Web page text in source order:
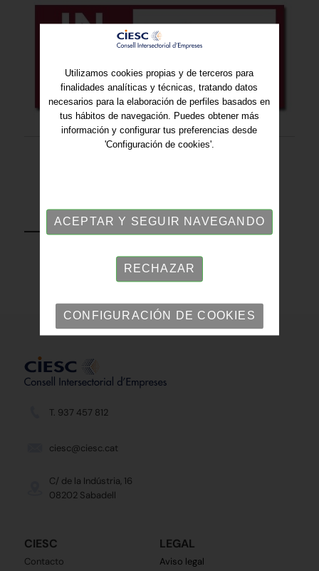
VOLVER
T. 937 457 812
ciesc@ciesc.cat
C/ de la Indústria, 16
08202 Sabadell
CIESC
Contacto
LEGAL
Aviso legal
Utilizamos cookies propias y de terceros para
finalidades analíticas y técnicas, tratando datos
necesarios para la elaboración de perfiles basados en
tus hábitos de navegación. Puedes obtener más
información y configurar tus preferencias desde
'Configuración de cookies'.
ACEPTAR Y SEGUIR NAVEGANDO
RECHAZAR
CONFIGURACIÓN DE COOKIES